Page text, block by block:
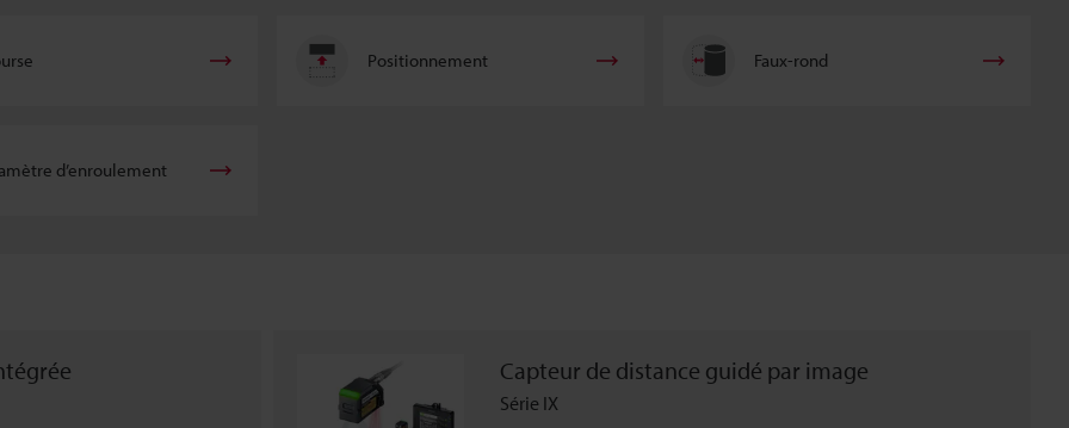
Positionnement Faux-rond
d’enroulement
Capteur de distance guidé par image
Série IX